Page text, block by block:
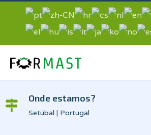
Onde estamos?
Setúbal | Portugal